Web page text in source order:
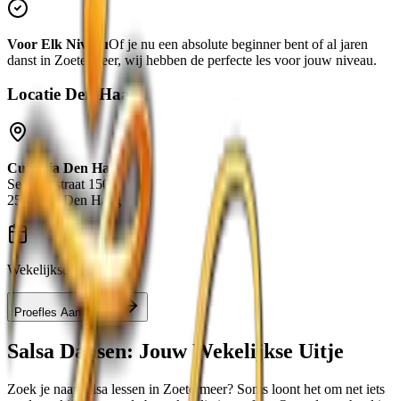
Voor Elk NiveauOf je nu een absolute beginner bent of al jaren
danst in Zoetermeer, wij hebben de perfecte les voor jouw niveau.
Locatie Den Haag
CubaniaDen Haag
Seinpoststraat 150
2586 HC Den Haag
Wekelijkse lessen
Proefles Aanvragen
Salsa Dansen: Jouw Wekelijkse Uitje
Zoek je naar salsa lessen in Zoetermeer? Soms loont het om net iets